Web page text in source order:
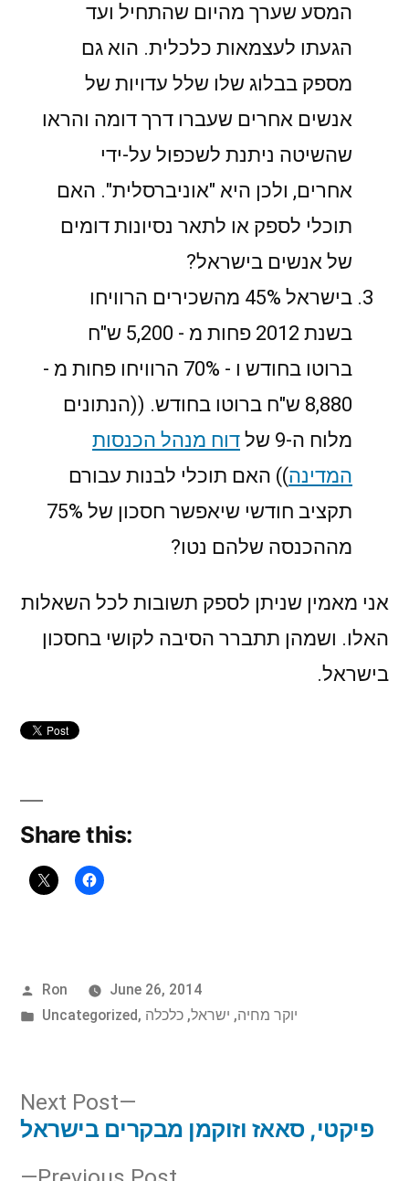
המסע שערך מהיום שהתחיל ועד
הגעתו לעצמאות כלכלית. הוא גם
מספק בבלוג שלו שלל עדויות של
אנשים אחרים שעברו דרך דומה והראו
שהשיטה ניתנת לשכפול על-ידי
אחרים, ולכן היא "אוניברסלית". האם
תוכלי לספק או לתאר נסיונות דומים
של אנשים בישראל?
בישראל 45% מהשכירים הרוויחו
בשנת 2012 פחות מ - 5,200 ש"ח
ברוטו בחודש ו - 70% הרוויחו פחות מ -
8,880 ש"ח ברוטו בחודש. ((הנתונים
מלוח ה-9 של
דוח מנהל הכנסות
המדינה)) האם תוכלי לבנות עבורם
תקציב חודשי שיאפשר חסכון של 75%
מההכנסה שלהם נטו?
אני מאמין שניתן לספק תשובות לכל השאלות
האלו. ושמהן תתברר הסיבה לקושי בחסכון
בישראל.
Share this:
Posted
by
Ron
June 26, 2014
Posted
Uncategorized, יוקר מחיה, ישראל,כלכלה
Post
Next Post
post:
פיקטי, סאאז וזוקמן מבקרים בישראל